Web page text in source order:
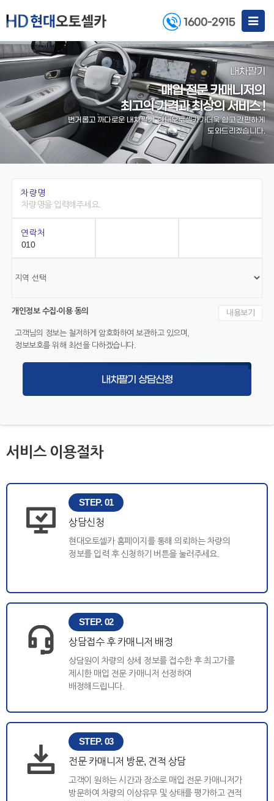
Toggle
1600-2915
내차팔기
매입 전문 카매니저의
최고의 가격과 최상의 서비스 !
번거롭고 까다로운 내차팔기, 현대오토셀카가더욱 쉽고 간편하게
도와드리겠습니다.
차량명
연락처
개인정보 수집·이용 동의 내용보기
고객님의 정보는 철저하게 암호화하여 보관하고 있으며,
정보보호를 위해 최선을 다하겠습니다.
내차팔기 상담신청
서비스 이용절차
STEP. 01
상담신청
현대오토셀카 홈페이지를 통해 의뢰하는 차량의
정보를 입력 후 신청하기 버튼을 눌러주세요.
STEP. 02
상담접수 후 카매니저 배정
상담원이 차량의 상세 정보를 접수한 후 최고가를
제시한 매입 전문 카매니저 선정하여
배정해드립니다.
STEP. 03
전문 카매니저 방문, 견적 상담
고객이 원하는 시간과 장소로 매입 전문 카매니저가
방문하여 차량의 이상유무 및 상태를 평가하고 견적